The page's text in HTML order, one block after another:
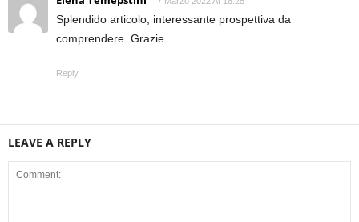
Splendido articolo, interessante prospettiva da
comprendere. Grazie
Reply
LEAVE A REPLY